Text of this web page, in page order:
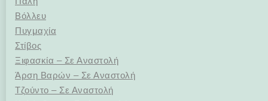
Βόλλευ
Πυγμαχία
Στίβος
Ξιφασκία – Σε Αναστολή
Άρση Bαρών – Σε Αναστολή
Τζούντο – Σε Αναστολή